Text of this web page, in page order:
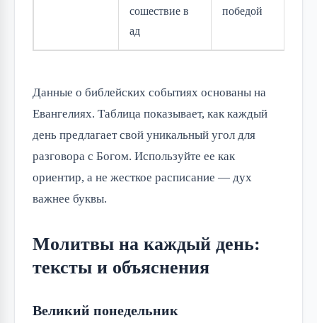
сошествие в
ад
победой
Данные о библейских событиях основаны на
Евангелиях. Таблица показывает, как каждый
день предлагает свой уникальный угол для
разговора с Богом. Используйте ее как
ориентир, а не жесткое расписание — дух
важнее буквы.
Молитвы на каждый день:
тексты и объяснения
Великий понедельник